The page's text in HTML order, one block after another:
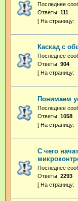
Последнее
Ответы: 111
Каскад с
Последнее
Ответы: 904
Понимаем
Последнее
Ответы: 1058
С чего
Последнее
Ответы: 2293